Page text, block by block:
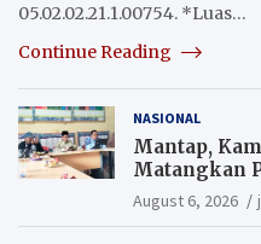
05.02.02.21.1.00754. *Luas…
Continue Reading
NASIONAL
Mantap,
Matangkan
Warga yang
August 6, 2026